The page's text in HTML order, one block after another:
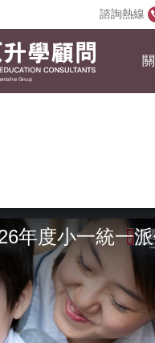
諮詢熱線
年度小一統一派